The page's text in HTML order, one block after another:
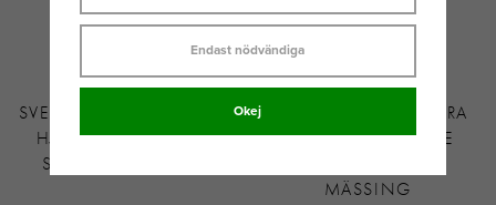
SVEDBOM MÅNADSSTEN
HJÄRTA MAJ / GRÖN
STEN 34 CM SILVER
SNÖ OF SWEDEN EIRA
CRYSTAL ÖRHÄNGE
MÄSSING
Endast nödvändiga
Okej